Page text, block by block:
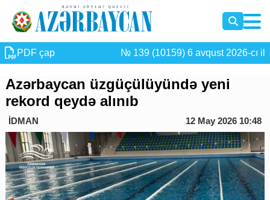
PDF çap № 139 (10159) 6 avqust 2026-cı il
Azərbaycan üzgüçülüyündə yeni
rekord qeydə alınıb
İDMAN 12 May 2026 10:48